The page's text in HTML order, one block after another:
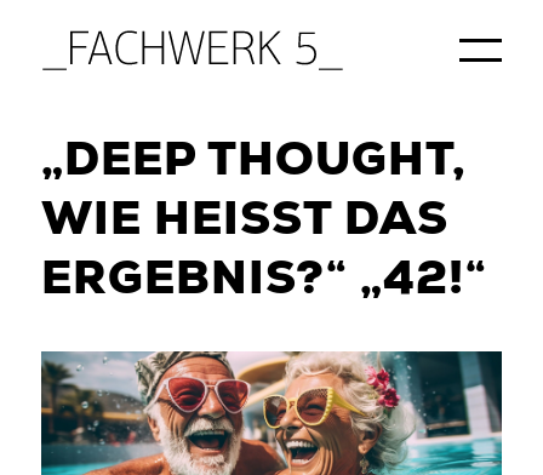
Startseite Agentur / Blog / Veranstaltungen
„Deep Thought, wie heißt das Ergebnis?“ „42!“
„DEEP THOUGHT,
WIE HEISST DAS E
RGEBNIS?“ „42!“